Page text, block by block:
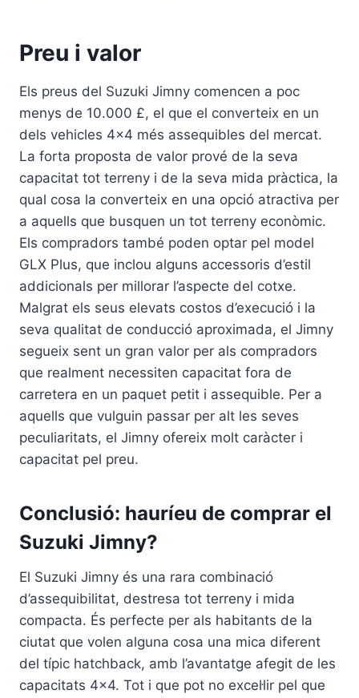
Preu i valor
Els preus del Suzuki Jimny comencen a poc
menys de 10.000 £, el que el converteix en un
dels vehicles 4×4 més assequibles del mercat.
La forta proposta de valor prové de la seva
capacitat tot terreny i de la seva mida pràctica, la
qual cosa la converteix en una opció atractiva per
a aquells que busquen un tot terreny econòmic.
Els compradors també poden optar pel model
GLX Plus, que inclou alguns accessoris d’estil
addicionals per millorar l’aspecte del cotxe.
Malgrat els seus elevats costos d’execució i la
seva qualitat de conducció aproximada, el Jimny
segueix sent un gran valor per als compradors
que realment necessiten capacitat fora de
carretera en un paquet petit i assequible. Per a
aquells que vulguin passar per alt les seves
peculiaritats, el Jimny ofereix molt caràcter i
capacitat pel preu.
Conclusió: hauríeu de comprar el
Suzuki Jimny?
El Suzuki Jimny és una rara combinació
d’assequibilitat, destresa tot terreny i mida
compacta. És perfecte per als habitants de la
ciutat que volen alguna cosa una mica diferent
del típic hatchback, amb l’avantatge afegit de les
capacitats 4×4. Tot i que pot no excel·lir pel que